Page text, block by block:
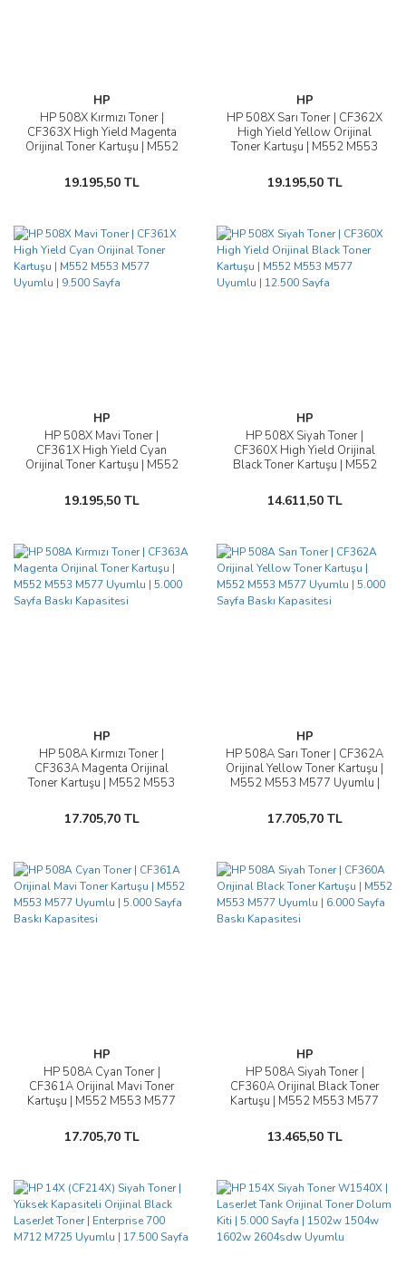
HP
HP 508X Kırmızı Toner |
CF363X High Yield Magenta
Orijinal Toner Kartuşu | M552
Sayfa
19.195,50 TL
HP
HP 508X Sarı Toner | CF362X
High Yield Yellow Orijinal
Toner Kartuşu | M552 M553
19.195,50 TL
HP
HP 508X Mavi Toner |
CF361X High Yield Cyan
Orijinal Toner Kartuşu | M552
Sayfa
19.195,50 TL
HP
HP 508X Siyah Toner |
CF360X High Yield Orijinal
Black Toner Kartuşu | M552
Sayfa
14.611,50 TL
HP
HP 508A Kırmızı Toner |
CF363A Magenta Orijinal
Toner Kartuşu | M552 M553
Baskı Kapasitesi
17.705,70 TL
HP
HP 508A Sarı Toner | CF362A
Orijinal Yellow Toner Kartuşu |
M552 M553 M577 Uyumlu |
17.705,70 TL
HP
HP 508A Cyan Toner |
CF361A Orijinal Mavi Toner
Kartuşu | M552 M553 M577
Kapasitesi
17.705,70 TL
HP
HP 508A Siyah Toner |
CF360A Orijinal Black Toner
Kartuşu | M552 M553 M577
Kapasitesi
13.465,50 TL